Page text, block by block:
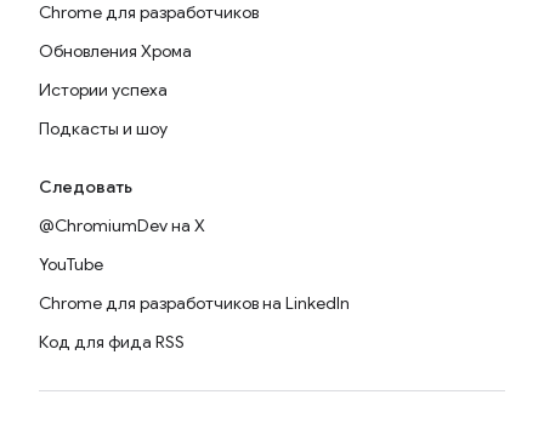
Chrome для разработчиков
Обновления Хрома
Истории успеха
Подкасты и шоу
Следовать
@ChromiumDev на X
YouTube
Chrome для разработчиков на LinkedIn
Код для фида RSS